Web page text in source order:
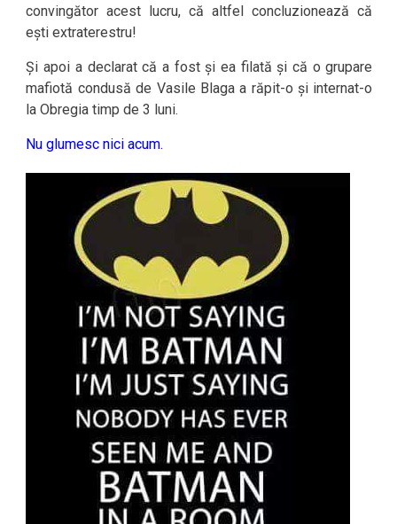
convingător acest lucru, că altfel concluzionează că
ești extraterestru!
Și apoi a declarat că a fost și ea filată și că o grupare
mafiotă condusă de Vasile Blaga a răpit-o și internat-o
la Obregia timp de 3 luni.
Nu glumesc nici acum.